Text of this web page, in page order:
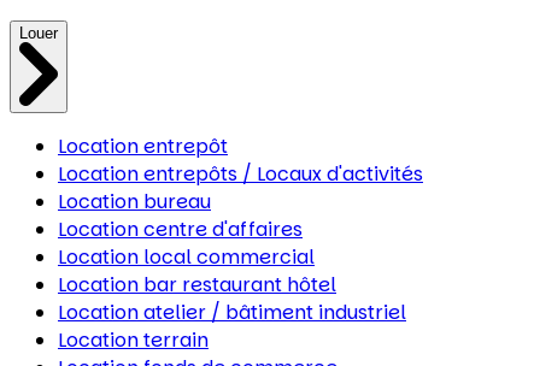
Louer
Location entrepôt
Location entrepôts / Locaux d'activités
Location bureau
Location centre d'affaires
Location local commercial
Location bar restaurant hôtel
Location atelier / bâtiment industriel
Location terrain